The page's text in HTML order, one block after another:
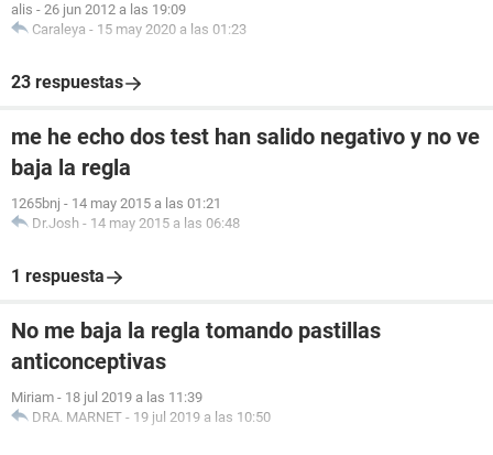
alis - 26 jun 2012 a las 19:09
Caraleya - 15 may 2020 a las 01:23
23 respuestas
me he echo dos test han salido negativo y no ve
baja la regla
1265bnj - 14 may 2015 a las 01:21
Dr.Josh - 14 may 2015 a las 06:48
1 respuesta
No me baja la regla tomando pastillas
anticonceptivas
Miriam - 18 jul 2019 a las 11:39
DRA. MARNET - 19 jul 2019 a las 10:50